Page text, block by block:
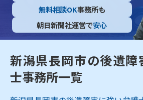
無料相談OK事務所も
朝日新聞社運営で安心
新潟県長岡市の後遺障
士事務所一覧